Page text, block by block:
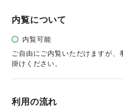
その他エンタメ・ガジェット
内覧について
内覧可能
ご自由にご内覧いただけますが、
掛けください。
利用の流れ